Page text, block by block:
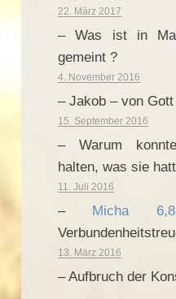
22. März 2017
– Was ist in
gemeint ?
4. November 2016
– Jakob – von
15. September 2016
– Warum
halten, was sie
11. Juli 2016
– Micha 6,8
13. März 2016
– Aufbruch der